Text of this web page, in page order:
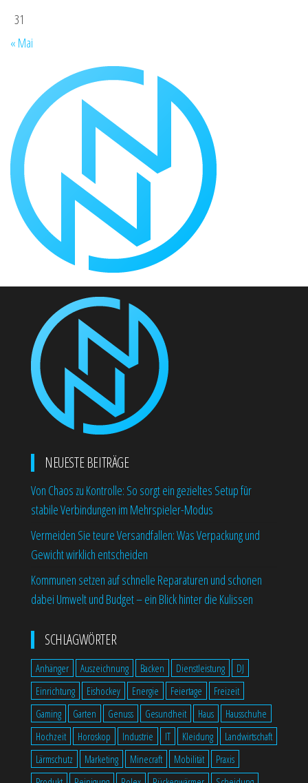
31
« Mai
NEUESTE BEITRÄGE
Von Chaos zu Kontrolle: So sorgt ein gezieltes Setup für
stabile Verbindungen im Mehrspieler-Modus
Vermeiden Sie teure Versandfallen: Was Verpackung und
Gewicht wirklich entscheiden
Kommunen setzen auf schnelle Reparaturen und schonen
dabei Umwelt und Budget – ein Blick hinter die Kulissen
SCHLAGWÖRTER
Anhänger Auszeichnung Backen Dienstleistung
DJ
Einrichtung
Eishockey Energie Feiertage
Freizeit
Gaming
Garten Genuss Gesundheit Haus
Hausschuhe
Hochzeit
Horoskop Industrie IT Kleidung
Landwirtschaft
Lärmschutz
Marketing Minecraft Mobilität
Praxis